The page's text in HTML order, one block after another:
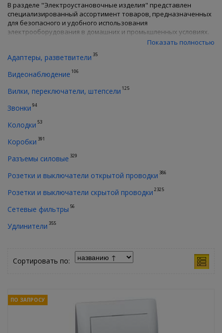
В разделе "Электроустановочные изделия" представлен
специализированный ассортимент товаров, предназначенных
для безопасного и удобного использования
электрооборудования в домашних и промышленных условиях.
широкий выбор розеток и выключателей для создания
функционального пространства;
удлинители различной длины, что позволяет выбрать
оптимальное решение для конкретных условий;
сетевые фильтры для защиты электрооборудования от
перепадов напряжения;
звонки для обеспечения безопасности и уведомления о
приходе гостей и многое другое!
От адаптеров до распределительных коробок — здесь каждый
найдет то, что необходимо для обеспечения эффективной и
надежной работы электрооборудования!
Показать полностью
Адаптеры, разветвители 35
Видеонаблюдение 106
Вилки, переключатели, штепсели 125
Звонки 94
Колодки 53
Коробки 391
Разъемы силовые 329
Розетки и выключатели открытой проводки 386
Розетки и выключатели скрытой проводки 2325
Сетевые фильтры 56
Удлинители 355
Сортировать по:
ПО ЗАПРОСУ